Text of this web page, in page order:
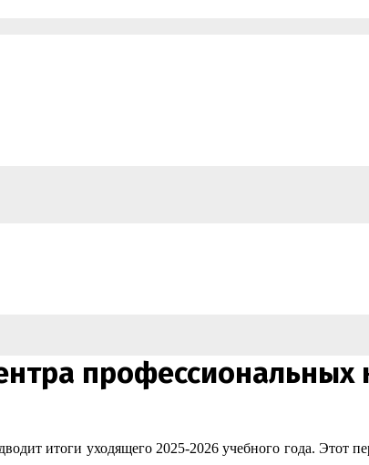
профессиональных
итоги уходящего 2025-2026 учебного года. Этот